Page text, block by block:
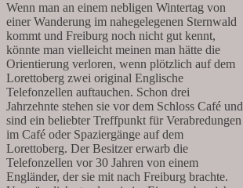
Wenn man an einem nebligen Wintertag von
einer Wanderung im nahegelegenen Sternwald
kommt und Freiburg noch nicht gut kennt,
könnte man vielleicht meinen man hätte die
Orientierung verloren, wenn plötzlich auf dem
Lorettoberg zwei original Englische
Telefonzellen auftauchen. Schon drei
Jahrzehnte stehen sie vor dem Schloss Café und
sind ein beliebter Treffpunkt für Verabredungen
im Café oder Spaziergänge auf dem
Lorettoberg. Der Besitzer erwarb die
Telefonzellen vor 30 Jahren von einem
Engländer, der sie mit nach Freiburg brachte.